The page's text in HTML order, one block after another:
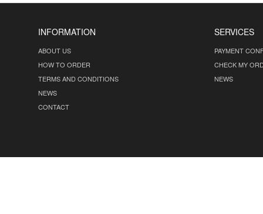
INFORMATION
ABOUT US
HOW TO ORDER
TERMS AND CONDITIONS
NEWS
CONTACT
SERVICES
PAYMENT
CHECK MY
NEWS